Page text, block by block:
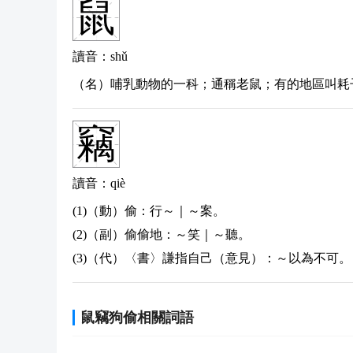
鼠
讀音：shǔ
（名）哺乳動物的一科；通稱老鼠；有的地區叫耗
竊
讀音：qiè
(1)（動）偷： 行～｜～案。
(2)（副）偷偷地： ～笑｜～聽。
(3)（代）〈書〉謙指自己（意見）： ～以為不可。
鼠竊狗偷相關詞語